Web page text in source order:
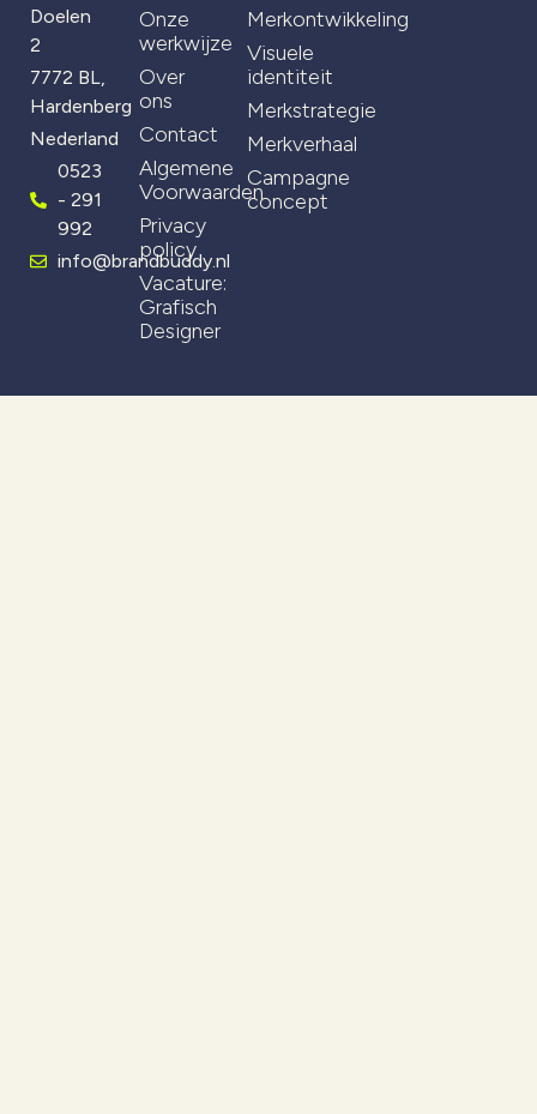
Doelen
2
7772 BL,
Hardenberg
Nederland
0523
- 291
992
info@brandbuddy.nl
Onze
werkwijze
Over
ons
Contact
Algemene
Voorwaarden
Privacy
policy
Vacature:
Grafisch
Designer
Merkontwikkeling
Visuele
identiteit
Merkstrategie
Merkverhaal
Campagne
concept